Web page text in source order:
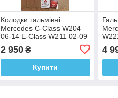
Колодки гальмівні
Mercedes C-Class W204
06-14 E-Class W211 02-09
W212 09-, Mercedes SLK-
Class 0054201020
2 950₴
Купити
4